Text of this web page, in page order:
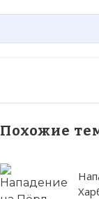
Похожие